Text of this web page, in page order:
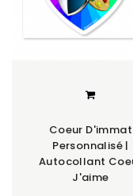
Coeur D'immat
Personnalisé |
Autocollant
J'aime